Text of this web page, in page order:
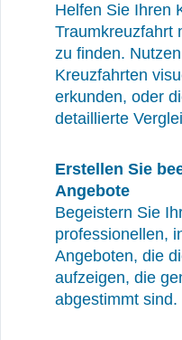
Helfen Sie Ihren
Traumkreuzfahrt
zu finden.
Kreuzfahrten
erkunden, oder
detaillierte
Erstellen Sie
Angebote
Begeistern Sie
professionellen,
Angeboten, die
aufzeigen, die
abgestimmt sind.